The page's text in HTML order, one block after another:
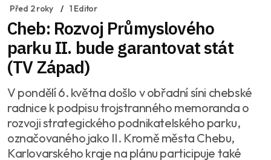
Před 2 roky 1 Editor
Cheb: Rozvoj Průmyslového
parku II. bude garantovat stát
(TV Západ)
V pondělí 6. května došlo v obřadní síni chebské
radnice k podpisu trojstranného memoranda o
rozvoji strategického podnikatelského parku,
označovaného jako II. Kromě města Chebu,
Karlovarského kraje na plánu participuje také